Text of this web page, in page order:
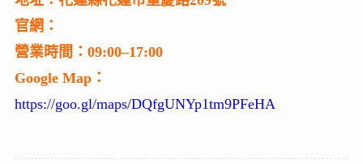
官網：
營業時間：09:00–17:00
Google Map：
https://goo.gl/maps/DQfgUNYp1tm9PFeHA